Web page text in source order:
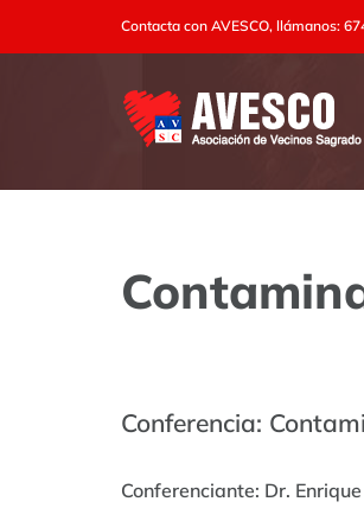
al
Contacta con AVESCO, llámanos:
Conferencia:
Conferenciante: Dr.